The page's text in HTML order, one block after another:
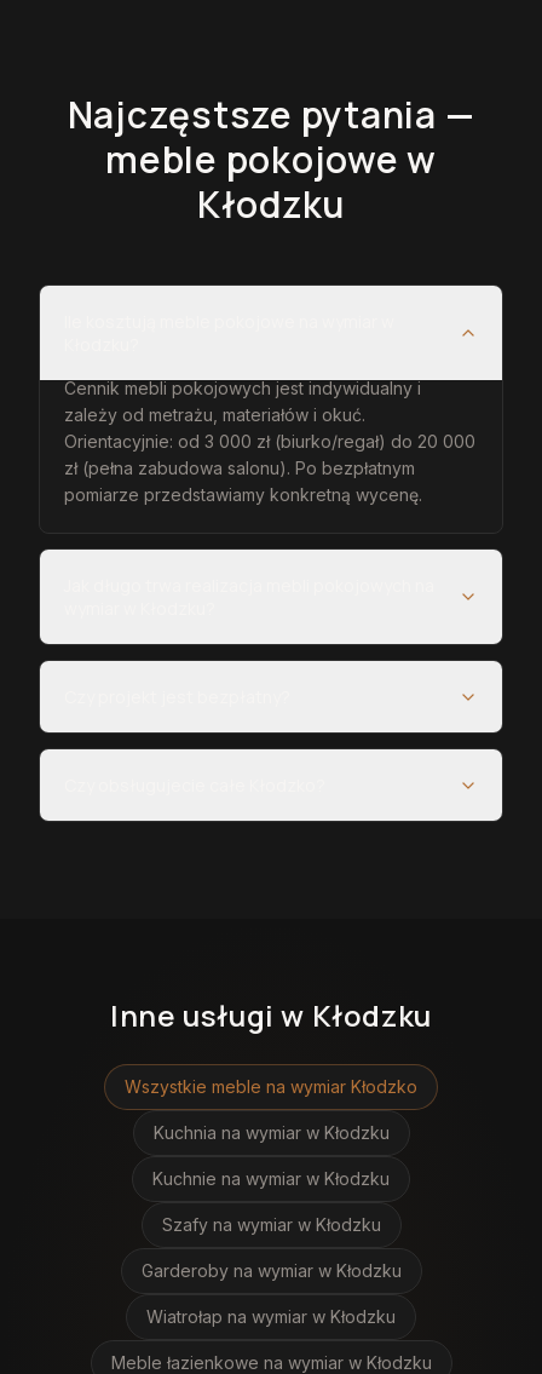
Najczęstsze pytania —
meble pokojowe w
Kłodzku
Cennik mebli pokojowych jest indywidualny i
zależy od metrażu, materiałów i okuć.
Orientacyjnie: od 3 000 zł (biurko/regał) do 20 000
zł (pełna zabudowa salonu). Po bezpłatnym
pomiarze przedstawiamy konkretną wycenę.
Inne usługiw Kłodzku
Wszystkie meble na wymiar Kłodzko
Kuchnia na wymiar w Kłodzku
Kuchnie na wymiar w Kłodzku
Szafy na wymiar w Kłodzku
Garderoby na wymiar w Kłodzku
Wiatrołap na wymiar w Kłodzku
Meble łazienkowe na wymiar w Kłodzku